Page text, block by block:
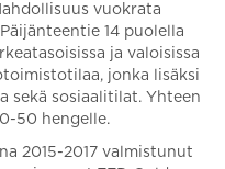
vuokrata
14 puolella
ja valoisissa
jonka lisäksi
sekä sosiaalitilat. Yhteen
50 hengelle.
2015-2017 valmistunut